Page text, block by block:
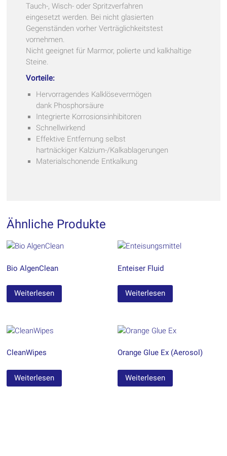
Tauch-, Wisch- oder Spritzverfahren
eingesetzt werden. Bei nicht glasierten
Gegenständen vorher Verträglichkeitstest
vornehmen.
Nicht geeignet für Marmor, polierte und kalkhaltige
Steine.
Vorteile:
Hervorragendes Kalklösevermögen
dank Phosphorsäure
Integrierte Korrosionsinhibitoren
Schnellwirkend
Effektive Entfernung selbst
hartnäckiger Kalzium-/Kalkablagerungen
Materialschonende Entkalkung
Ähnliche Produkte
Bio AlgenClean
Weiterlesen
Enteiser Fluid
Weiterlesen
CleanWipes
Weiterlesen
Orange Glue Ex (Aerosol)
Weiterlesen